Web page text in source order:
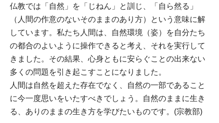
仏教では「自然」を「じねん」と訓じ、「自ら然る」
（人間の作意のないそのままのあり方）という意味に解
しています。私たち人間は、自然環境（姿）を自分たち
の都合のよいように操作できると考え、それを実行して
きました。その結果、心身ともに安らぐことの出来ない
多くの問題を引き起こすことになりました。
人間は自然を超えた存在でなく、自然の一部であること
に今一度思いをいたすべきでしょう。自然のままに生き
る、ありのままの生き方を学びたいものです。(宗教部)